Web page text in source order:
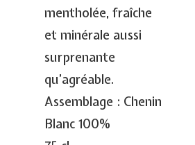
mentholée, fraîche
et minérale aussi
surprenante
qu’agréable.
Assemblage : Chenin
Blanc 100%